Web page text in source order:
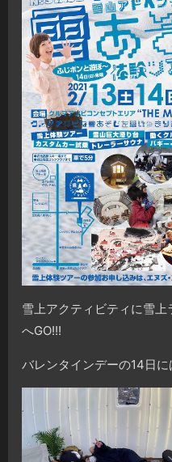
雪上アクティビティに雪
へGO!!!
バレンタインデーの14日に